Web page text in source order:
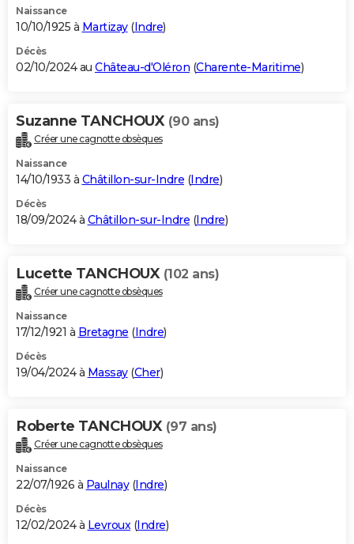
Naissance
10/10/1925 à Martizay(Indre)
Décès
02/10/2024 au Château-d'Oléron (Charente-Maritime)
Suzanne TANCHOUX (90 ans)
Créer une cagnotte obsèques
Naissance
14/10/1933 à Châtillon-sur-Indre (Indre)
Décès
18/09/2024 à Châtillon-sur-Indre (Indre)
Lucette TANCHOUX (102 ans)
Créer une cagnotte obsèques
Naissance
17/12/1921 à Bretagne (Indre)
Décès
19/04/2024 à Massay(Cher)
Roberte TANCHOUX (97 ans)
Créer une cagnotte obsèques
Naissance
22/07/1926 à Paulnay(Indre)
Décès
12/02/2024 à Levroux(Indre)